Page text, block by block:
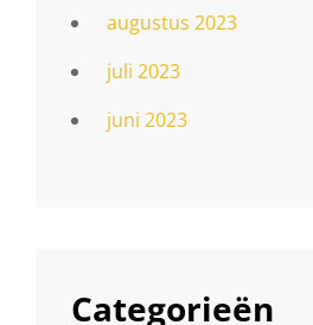
augustus 2023
juli 2023
juni 2023
Categorieën